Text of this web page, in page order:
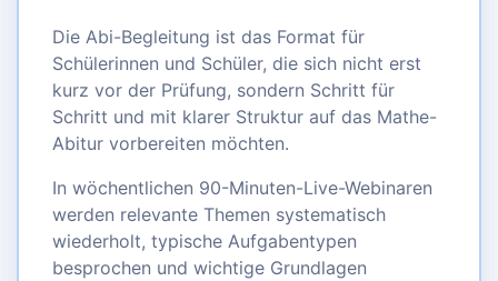
Die Abi-Begleitung ist das Format für
Schülerinnen und Schüler, die sich nicht erst
kurz vor der Prüfung, sondern Schritt für
Schritt und mit klarer Struktur auf das Mathe-
Abitur vorbereiten möchten.
In wöchentlichen 90-Minuten-Live-Webinaren
werden relevante Themen systematisch
wiederholt, typische Aufgabentypen
besprochen und wichtige Grundlagen